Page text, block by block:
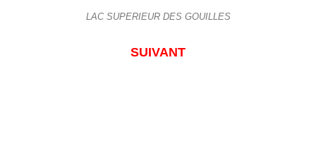
LAC SUPERIEUR DES GOUILLES
SUIVANT